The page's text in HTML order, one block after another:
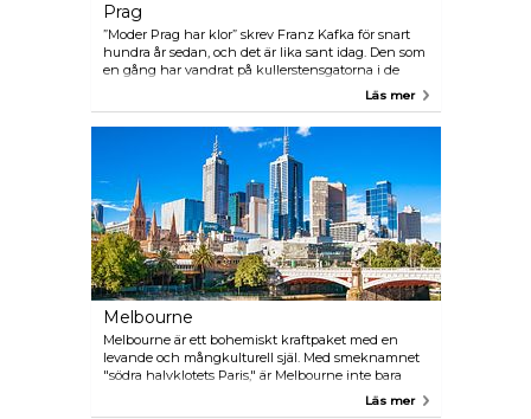
Prag
”Moder Prag har klor” skrev Franz Kafka för snart
hundra år sedan, och det är lika sant idag. Den som
en gång har vandrat på kullerstensgatorna i de
gotiska gränderna och sett månen hänga bakom
tinnarna och tornen i Europas vackraste huvudstad
kommer tillbaka.
Läs mer
Melbourne
Melbourne är ett bohemiskt kraftpaket med en
levande och mångkulturell själ. Med smeknamnet
"södra halvklotets Paris," är Melbourne inte bara
känd för att vara Australiens kulturella hot-spot,Läs mer